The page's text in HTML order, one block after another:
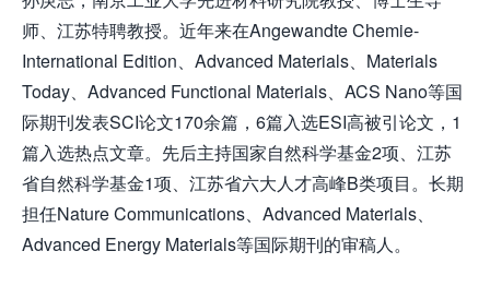
师、江苏特聘教授。近年来在Angewandte Chemie-
International Edition、Advanced Materials、Materials
Today、Advanced Functional Materials、ACS Nano等国
际期刊发表SCI论文170余篇，6篇入选ESI高被引论文，1
篇入选热点文章。先后主持国家自然科学基金2项、江苏
省自然科学基金1项、江苏省六大人才高峰B类项目。长期
担任Nature Communications、Advanced Materials、
Advanced Energy Materials等国际期刊的审稿人。